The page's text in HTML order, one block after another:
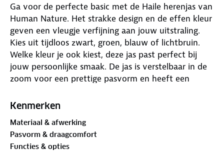
Ga voor de perfecte basic met de Haile herenjas van
Human Nature. Het strakke design en de effen kleur
geven een vleugje verfijning aan jouw uitstraling.
Kies uit tijdloos zwart, groen, blauw of lichtbruin.
Welke kleur je ook kiest, deze jas past perfect bij
jouw persoonlijke smaak. De jas is verstelbaar in de
zoom voor een prettige pasvorm en heeft een
mm. Dankzij de getapete naden blijf je beschermd
tegen de meest intense regenbuien. De winddichte
Kenmerken
Materiaal & afwerking
Pasvorm & draagcomfort
Functies & opties